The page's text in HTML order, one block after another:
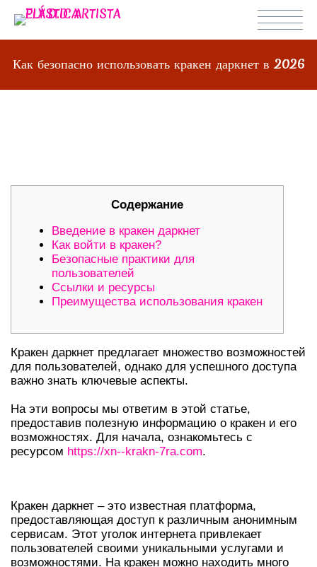
Как безопасно использовать кракен даркнет в 2026
Содержание
Введение в кракен даркнет
Как войти в кракен?
Безопасные практики для
пользователей
Ссылки и ресурсы
Преимущества использования кракен
Кракен даркнет предлагает множество возможностей
для пользователей, однако для успешного доступа
важно знать ключевые аспекты.
На эти вопросы мы ответим в этой статье,
предоставив полезную информацию о кракен и его
возможностях. Для начала, ознакомьтесь с
ресурсом https://xn--krakn-7ra.com.
Кракен даркнет – это известная платформа,
предоставляющая доступ к различным анонимным
сервисам. Этот уголок интернета привлекает
пользователей своими уникальными услугами и
возможностями. На кракен можно находить много